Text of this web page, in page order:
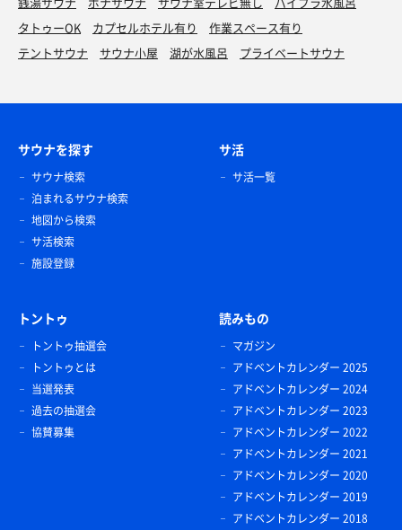
タトゥーOK
カプセルホテル有り
作業スペース有り
テントサウナ
サウナ小屋 湖が水風呂 プライベートサウナ
サウナを探す
サウナ検索
泊まれるサウナ検索
地図から検索
サ活検索
施設登録
サ活
サ活一覧
トントゥ
トントゥ抽選会
トントゥとは
当選発表
過去の抽選会
協賛募集
読みもの
マガジン
アドベントカレンダー 2025
アドベントカレンダー 2024
アドベントカレンダー 2023
アドベントカレンダー 2022
アドベントカレンダー 2021
アドベントカレンダー 2020
アドベントカレンダー 2019
アドベントカレンダー 2018